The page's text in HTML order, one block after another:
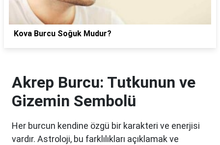
Kova Burcu Soğuk Mudur?
Akrep Burcu: Tutkunun ve
Gizemin Sembolü
Her burcun kendine özgü bir karakteri ve enerjisi
vardır. Astroloji, bu farklılıkları açıklamak ve